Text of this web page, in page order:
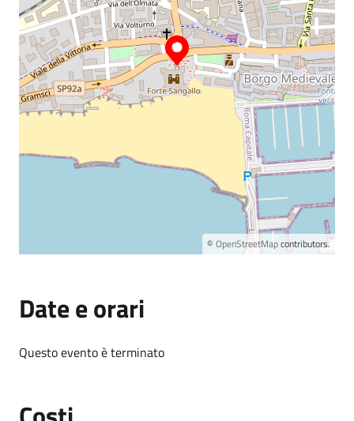
© OpenStreetMapcontributors.
Date e orari
Questo evento è terminato